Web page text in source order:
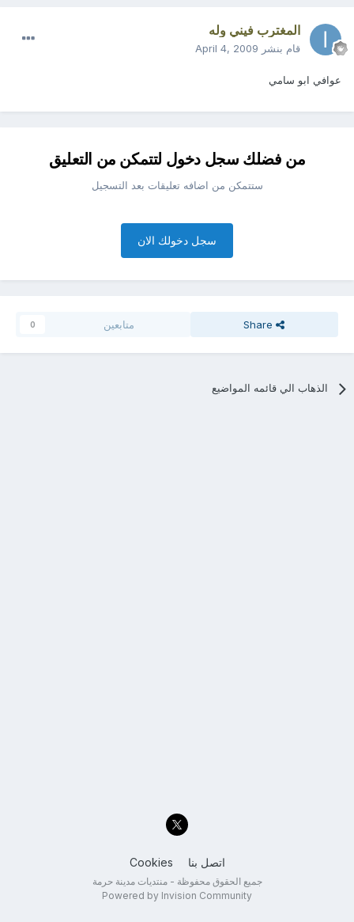
المغترب فيني وله
قام بنشر April 4, 2009
عوافي ابو سامي
من فضلك سجل دخول لتتمكن من التعليق
ستتمكن من اضافه تعليقات بعد التسجيل
سجل دخولك الان
Share متابعين 0
الذهاب الي قائمه المواضيع
اتصل بنا Cookies
جميع الحقوق محفوظة - منتديات مدينة حرمة
Powered by Invision Community